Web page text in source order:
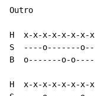
Outro
H  x-x-x-x-x-x-
S  ----o-------
B  o-------o-
H  x-x-x-x-x-x-